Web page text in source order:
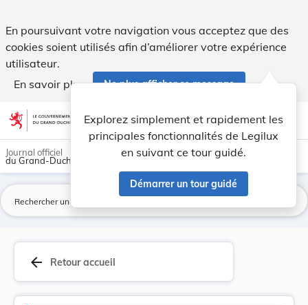
En poursuivant votre navigation vous acceptez que des
cookies soient utilisés afin d’améliorer votre expérience
utilisateur.
En savoir plus
Ne plus afficher ce message
Aller au contenu account_circle help Aide
Explorez simplement et rapidement les
principales fonctionnalités de Legilux
en suivant ce tour guidé.
Démarrer un tour guidé
light_mode dark_mode
Journal officiel
du Grand-Duché de Luxembourg
arrow_back Retour accueil